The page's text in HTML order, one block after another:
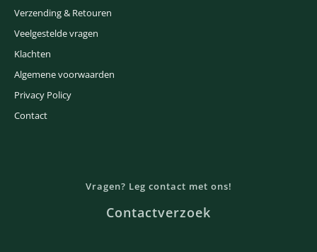
Verzending & Retouren
Veelgestelde vragen
Klachten
Algemene voorwaarden
Privacy Policy
Contact
Vragen? Leg contact met ons!
Contactverzoek